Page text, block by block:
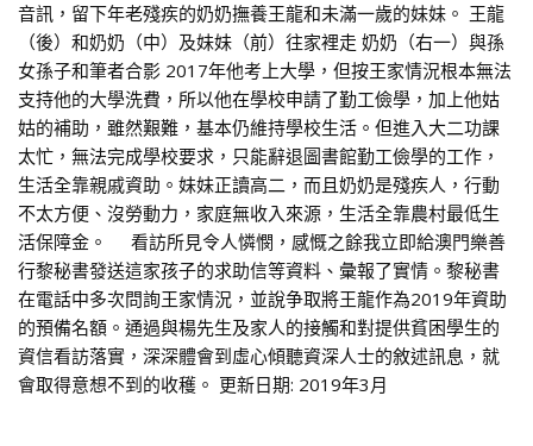
音訊，留下年老殘疾的奶奶撫養王龍和未滿一歲的妹妹。 王龍
（後）和奶奶（中）及妹妹（前）往家裡走 奶奶（右一）與孫
女孫子和筆者合影 2017年他考上大學，但按王家情況根本無法
支持他的大學洗費，所以他在學校申請了勤工儉學，加上他姑
姑的補助，雖然艱難，基本仍維持學校生活。但進入大二功課
太忙，無法完成學校要求，只能辭退圖書館勤工儉學的工作，
生活全靠親戚資助。妹妹正讀高二，而且奶奶是殘疾人，行動
不太方便、沒勞動力，家庭無收入來源，生活全靠農村最低生
活保障金。 看訪所見令人憐憫，感慨之餘我立即給澳門樂善
行黎秘書發送這家孩子的求助信等資料、彙報了實情。黎秘書
在電話中多次問詢王家情況，並說争取將王龍作為2019年資助
的預備名額。通過與楊先生及家人的接觸和對提供貧困學生的
資信看訪落實，深深體會到虛心傾聽資深人士的敘述訊息，就
會取得意想不到的收穫。 更新日期: 2019年3月